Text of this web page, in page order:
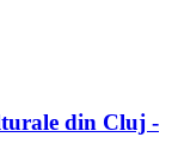
din Cluj -